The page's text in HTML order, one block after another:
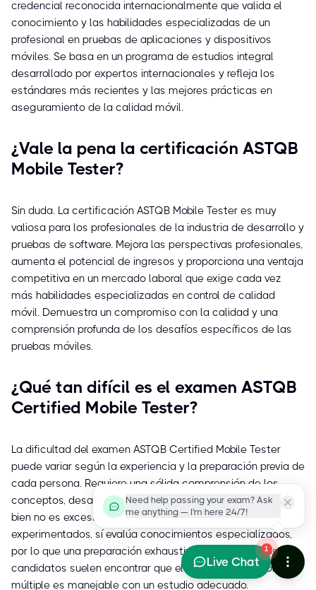
credencial reconocida internacionalmente que valida el
conocimiento y las habilidades especializadas de un
profesional en pruebas de aplicaciones y dispositivos
móviles. Se basa en un programa de estudios integral
desarrollado por expertos internacionales y refleja los
estándares más recientes y las mejores prácticas en
aseguramiento de la calidad móvil.
¿Vale la pena la certificación ASTQB
Mobile Tester?
Sin duda. La certificación ASTQB Mobile Tester es muy
valiosa para los profesionales de la industria de desarrollo y
pruebas de software. Mejora las perspectivas profesionales,
aumenta el potencial de ingresos y proporciona una ventaja
competitiva en un mercado laboral que exige cada vez
más habilidades especializadas en control de calidad
móvil. Demuestra un compromiso con la calidad y una
comprensión profunda de los desafíos específicos de las
pruebas móviles.
¿Qué tan difícil es el examen ASTQB
Certified Mobile Tester?
La dificultad del examen ASTQB Certified Mobile Tester
puede variar según la experiencia y la preparación previa de
cada persona. Requiere una sólida comprensión de los
conceptos, desafíos y técnicas de las pruebas móviles. Si
bien no es excesivamente complejo para profesionales
experimentados, sí evalúa conocimientos especializados,
por lo que una preparación exhaustiva es esencial. Los
candidatos suelen encontrar que el formato de opción
múltiple es manejable con un estudio adecuado.
Need help passing your exam? Ask
me anything — I'm here 24/7!
1
Live Chat